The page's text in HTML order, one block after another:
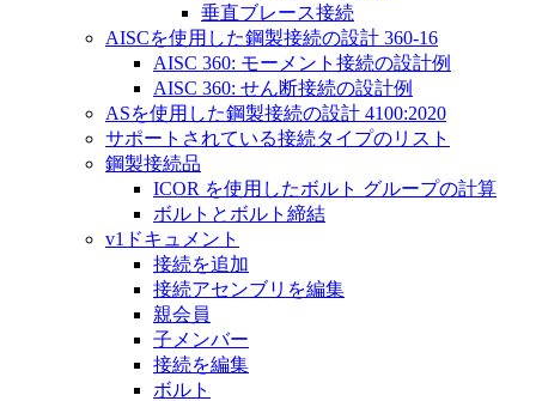
垂直ブレース接続
AISCを使用した鋼製接続の設計 360-16
AISC 360: モーメント接続の設計例
AISC 360: せん断接続の設計例
ASを使用した鋼製接続の設計 4100:2020
サポートされている接続タイプのリスト
鋼製接続品
ICOR を使用したボルト グループの計算
ボルトとボルト締結
v1ドキュメント
接続を追加
接続アセンブリを編集
親会員
子メンバー
接続を編集
ボルト